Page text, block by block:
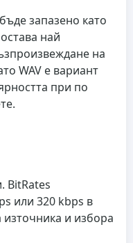
запазено като
най
на
WAV е вариант
при по
BitRates
или 320 kbps в
източника и избора